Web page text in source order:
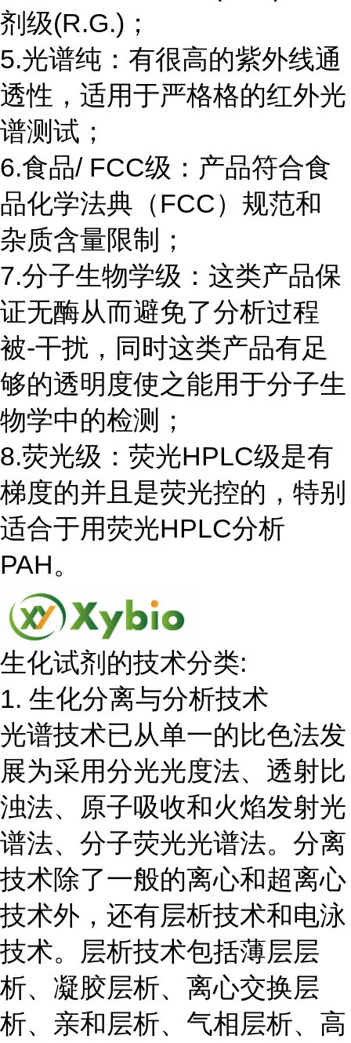
剂级(R.G.)；
5.光谱纯：有很高的紫外线通
透性，适用于严格格的红外光
谱测试；
6.食品/ FCC级：产品符合食
品化学法典（FCC）规范和
杂质含量限制；
7.分子生物学级：这类产品保
证无酶从而避免了分析过程
被-干扰，同时这类产品有足
够的透明度使之能用于分子生
物学中的检测；
8.荧光级：荧光HPLC级是有
梯度的并且是荧光控的，特别
适合于用荧光HPLC分析
PAH。
生化试剂的技术分类:
1. 生化分离与分析技术
光谱技术已从单一的比色法发
展为采用分光光度法、透射比
浊法、原子吸收和火焰发射光
谱法、分子荧光光谱法。分离
技术除了一般的离心和超离心
技术外，还有层析技术和电泳
技术。层析技术包括薄层层
析、凝胶层析、离心交换层
析、亲和层析、气相层析、高